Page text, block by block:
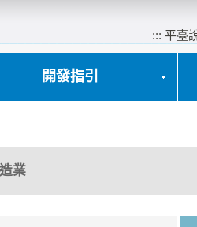
::: 平臺
開發指引
業